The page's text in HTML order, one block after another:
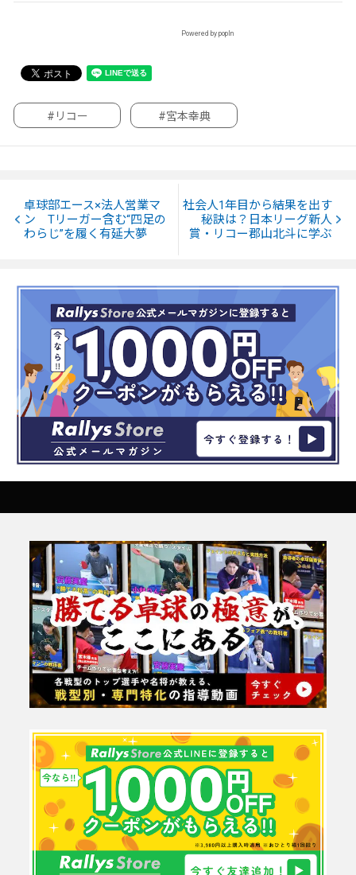
Powered by popIn
#リコー #宮本幸典
卓球部エース×法人営業マ
ン Tリーガー含む“四足の
わらじ”を履く有延大夢
社会人1年目から結果を出す
秘訣は？日本リーグ新人
賞・リコー郡山北斗に学ぶ